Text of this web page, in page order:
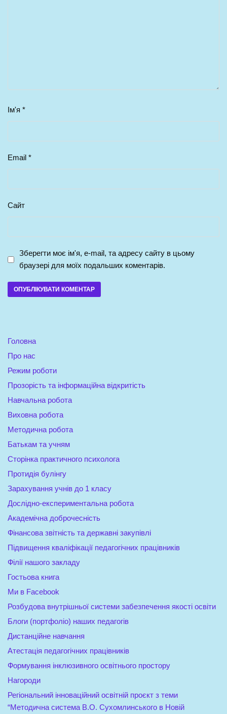
Ім'я *
Email *
Сайт
Зберегти моє ім'я, e-mail, та адресу сайту в цьому
браузері для моїх подальших коментарів.
Головна
Про нас
Режим роботи
Прозорість та інформаційна відкритість
Навчальна робота
Виховна робота
Методична робота
Батькам та учням
Сторінка практичного психолога
Протидія булінгу
Зарахування учнів до 1 класу
Дослідно-експериментальна робота
Академічна доброчесність
Фінансова звітність та державні закупівлі
Підвищення кваліфікації педагогічних працівників
Філії нашого закладу
Гостьова книга
Ми в Facebook
Розбудова внутрішньої системи забезпечення якості освіти
Блоги (портфоліо) наших педагогів
Дистанційне навчання
Атестація педагогічних працівників
Формування інклюзивного освітнього простору
Нагороди
Регіональний інноваційний освітній проєкт з теми
“Методична система В.О. Сухомлинського в Новій